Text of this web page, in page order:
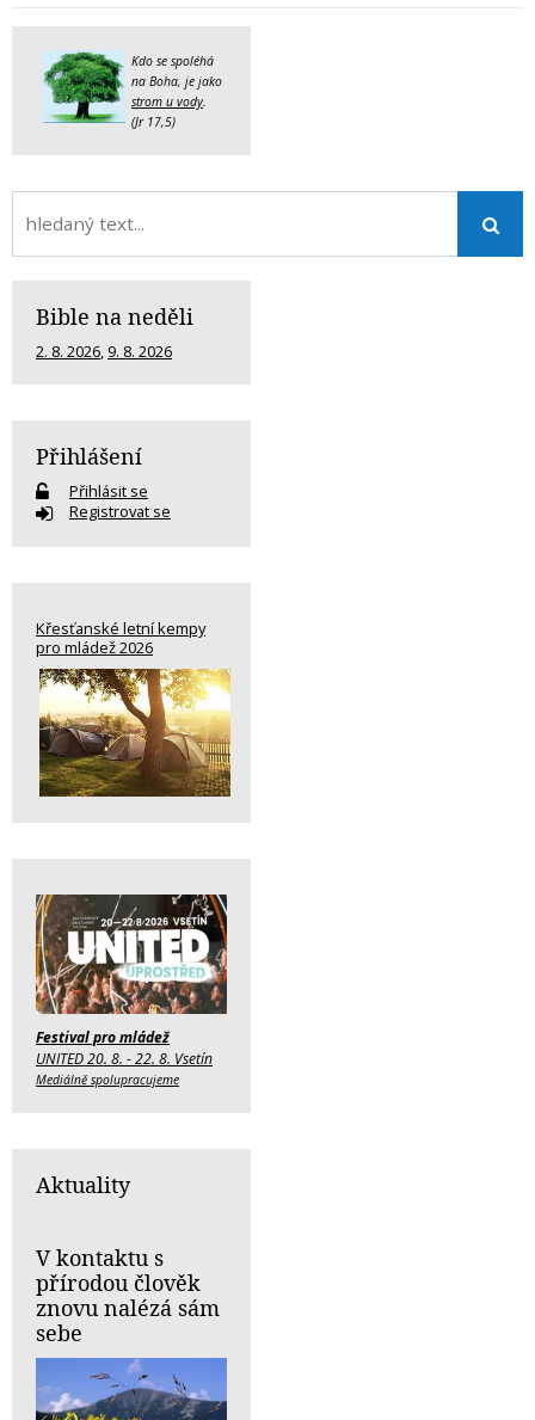
Kdo se spoléhá
na Boha, je jako
strom u vody.
(Jr 17,5)
Bible na neděli
2. 8. 2026, 9. 8. 2026
Přihlášení
Přihlásit se
Registrovat se
Křesťanské letní kempy
pro mládež 2026
Festival pro mládež
UNITED 20. 8. - 22. 8. Vsetín
Mediálně spolupracujeme
Aktuality
V kontaktu s
přírodou člověk
znovu nalézá sám
sebe